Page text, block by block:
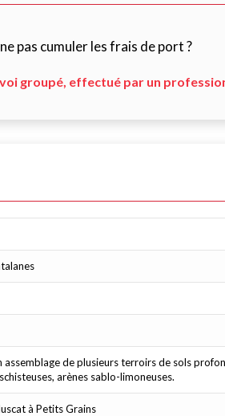
pas cumuler les frais de port ?
groupé, effectué par un
assemblage de plusieurs terroirs de sols
arènes sablo-limoneuses.
à Petits Grains